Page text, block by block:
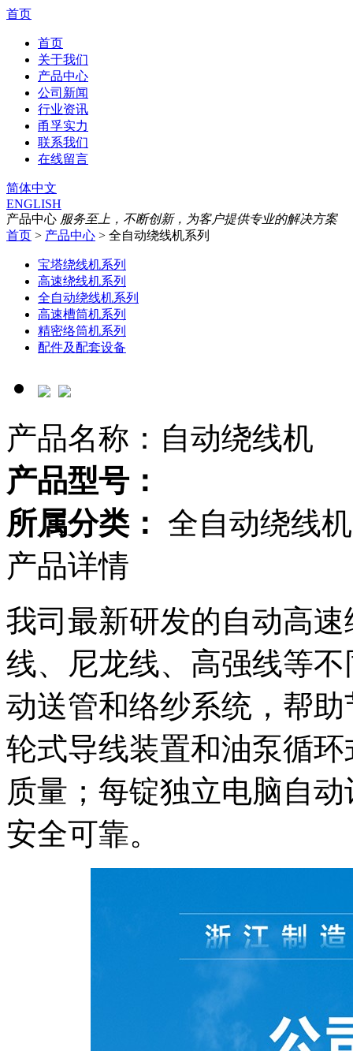
首页
首页
关于我们
产品中心
公司新闻
行业资讯
甬孚实力
联系我们
在线留言
简体中文
ENGLISH
产品中心 服务至上，不断创新，为客户提供专业的解决方案
首页 > 产品中心 > 全自动绕线机系列
宝塔绕线机系列
高速绕线机系列
全自动绕线机系列
高速槽筒机系列
精密络筒机系列
配件及配套设备
产品名称：自动绕线机
产品型号：
所属分类：
全自动绕线
产品详情
我司最新研发的自动高
线、尼龙线、高强线等
动送管和络纱系统，帮
轮式导线装置和油泵循
质量；每锭独立电脑自
安全可靠。